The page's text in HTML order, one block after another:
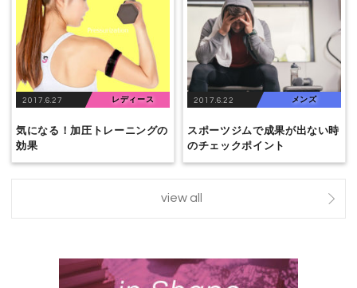
2017.6.27 レディース
気になる！加圧トレーニングの
効果
2017.6.22 メンズ
スポーツジムで成果が出ない時
のチェックポイント
view all